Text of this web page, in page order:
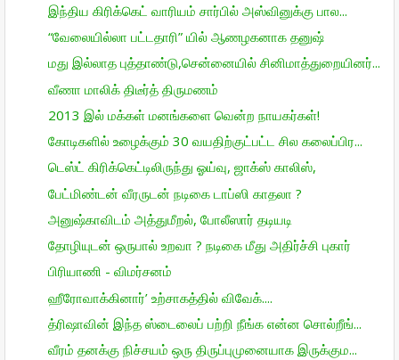
இந்திய கிரிக்கெட் வாரியம் சார்பில் அஸ்வினுக்கு பால...
“வேலையில்லா பட்டதாரி” யில் ஆணழகனாக தனுஷ்
மது இல்லாத புத்தாண்டு,சென்னையில் சினிமாத்துறையினர்...
வீணா மாலிக் திடீர்த் திருமணம்
2013 இல் மக்கள் மனங்களை வென்ற நாயகர்கள்!
கோடிகளில் உழைக்கும் 30 வயதிற்குட்பட்ட சில கலைப்பிர...
டெஸ்ட் கிரிக்கெட்டிலிருந்து ஓய்வு, ஜாக்ஸ் காலிஸ்,
பேட்மிண்டன் வீரருடன் நடிகை டாப்ஸி காதலா ?
அனுஷ்காவிடம் அத்துமீறல், போலீஸார் தடியடி
தோழியுடன் ஒருபால் உறவா ? நடிகை மீது அதிர்ச்சி புகார்
பிரியாணி - விமர்சனம்
ஹீரோவாக்கினார்’ உற்சாகத்தில் விவேக்....
த்ரிஷாவின் இந்த ஸ்டைலைப் பற்றி நீங்க என்ன சொல்றீங்...
வீரம் தனக்கு நிச்சயம் ஒரு திருப்புமுனையாக இருக்கும...